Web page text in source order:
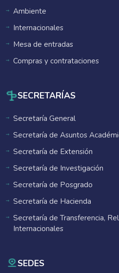
Ambiente
Internacionales
Mesa de entradas
Compras y contrataciones
SECRETARÍAS
Secretaría General
Secretaría de Asuntos
Secretaría de Extensión
Secretaría de Investigación
Secretaría de Posgrado
Secretaría de Hacienda
Secretaría de Transferencia,
Internacionales
SEDES